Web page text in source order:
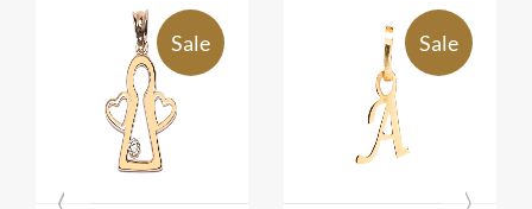
Sale Sale